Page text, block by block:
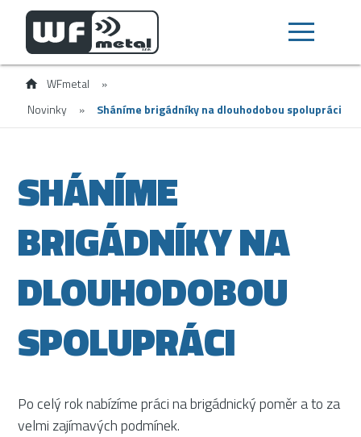
WFmetal
»
Novinky
» Sháníme brigádníky na dlouhodobou spolupráci
SHÁNÍME
BRIGÁDNÍKY NA
DLOUHODOBOU
SPOLUPRÁCI
Po celý rok nabízíme práci na brigádnický poměr a to za
velmi zajímavých podmínek.